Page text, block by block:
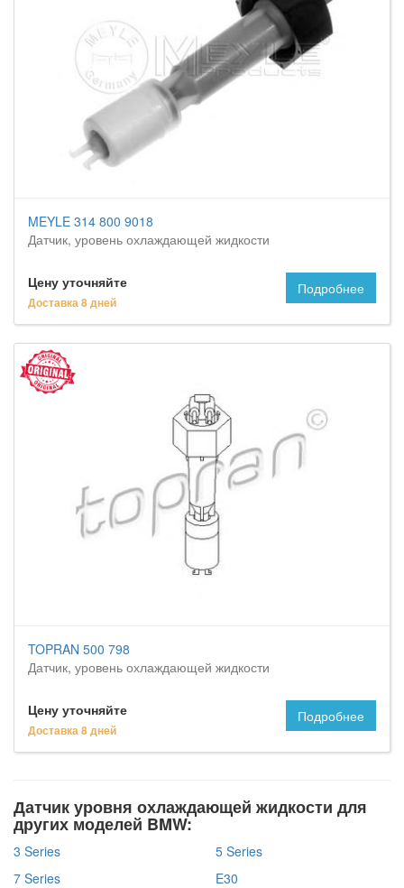
MEYLE 314 800 9018
Датчик, уровень охлаждающей жидкости
Цену уточняйте
Доставка 8 дней
Подробнее
TOPRAN 500 798
Датчик, уровень охлаждающей жидкости
Цену уточняйте
Доставка 8 дней
Подробнее
Датчик уровня охлаждающей жидкости для
других моделей BMW:
3 Series
5 Series
7 Series
E30